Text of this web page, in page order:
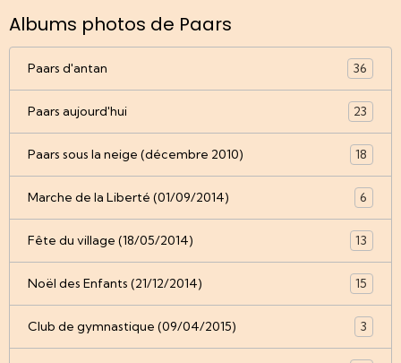
Albums photos de Paars
Paars d'antan 36
Paars aujourd'hui 23
Paars sous la neige (décembre 2010) 18
Marche de la Liberté (01/09/2014) 6
Fête du village (18/05/2014) 13
Noël des Enfants (21/12/2014) 15
Club de gymnastique (09/04/2015) 3